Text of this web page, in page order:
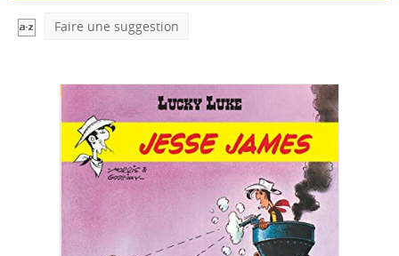
Faire une suggestion